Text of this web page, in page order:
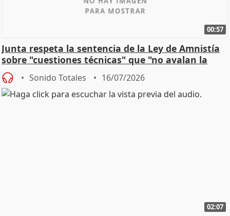
00:57
Junta respeta la sentencia de la Ley de Amnistía
sobre "cuestiones técnicas" que "no avalan la
const
Sonido Totales 16/07/2026
02:07